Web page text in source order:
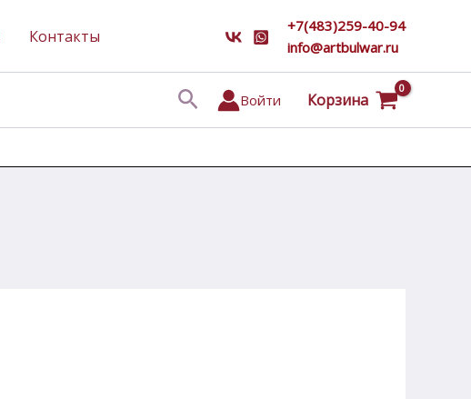
Контакты
+7(483)259-40-94
info@artbulwar.ru
ПоискВойти Корзина